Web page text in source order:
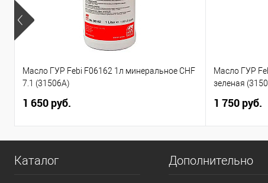
Масло ГУР Febi F06162 1л минеральное CHF
7.1 (31506A)
1 650 руб.
Масло ГУР
зеленая
1 750 руб.
Каталог Дополнительно